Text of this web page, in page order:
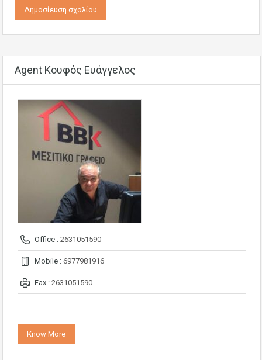
Agent Κουφός Ευάγγελος
Office : 2631051590
Mobile : 6977981916
Fax : 2631051590
Know More